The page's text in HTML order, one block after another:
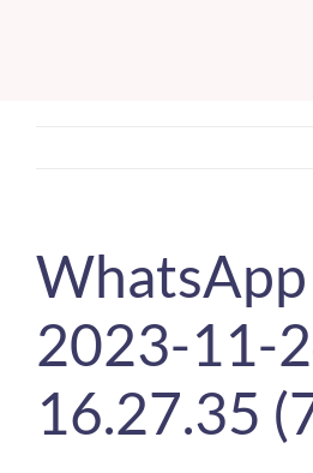
2023-11-
16.27.35